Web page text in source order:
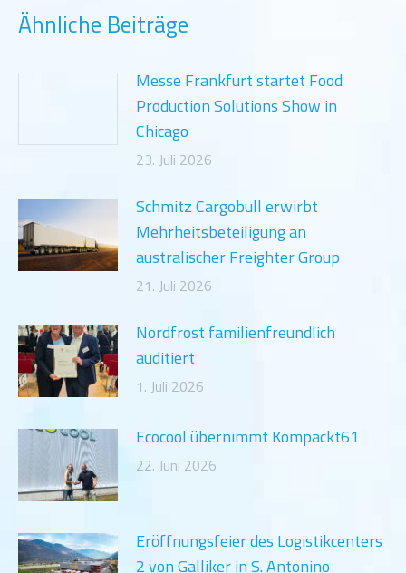
Ähnliche Beiträge
Messe Frankfurt startet Food
Production Solutions Show in
Chicago
23. Juli 2026
Schmitz Cargobull erwirbt
Mehrheitsbeteiligung an
australischer Freighter Group
21. Juli 2026
Nordfrost familienfreundlich
auditiert
1. Juli 2026
Ecocool übernimmt Kompackt61
22. Juni 2026
Eröffnungsfeier des Logistikcenters
2 von Galliker in S. Antonino